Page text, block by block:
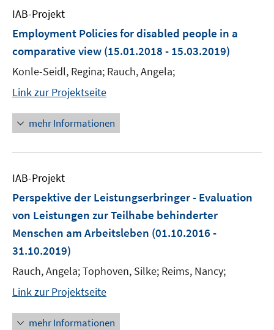
IAB-Projekt
Employment Policies for disabled people in a
comparative view (15.01.2018 - 15.03.2019)
Konle-Seidl, Regina; Rauch, Angela;
Link zur Projektseite
mehr Informationen
IAB-Projekt
Perspektive der Leistungserbringer - Evaluation
von Leistungen zur Teilhabe behinderter
Menschen am Arbeitsleben (01.10.2016 -
31.10.2019)
Rauch, Angela; Tophoven, Silke; Reims, Nancy;
Link zur Projektseite
mehr Informationen